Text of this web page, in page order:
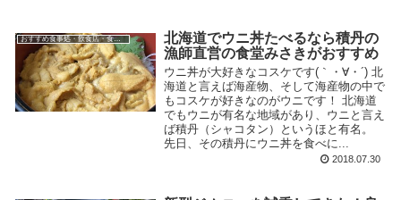
おすすめ食事処・飲食店・食べ物
北海道でウニ丼たべるなら積丹の
漁師直営の食堂みさきがおすすめ
ウニ丼が大好きなコスケです(｀・∀・´) 北
海道と言えば海産物、そして海産物の中で
もコスケが好きなのがウニです！ 北海道
でもウニが有名な地域があり、ウニと言え
ば積丹（シャコタン）というほと有名。
先日、その積丹にウニ丼を食べに...
2018.07.30